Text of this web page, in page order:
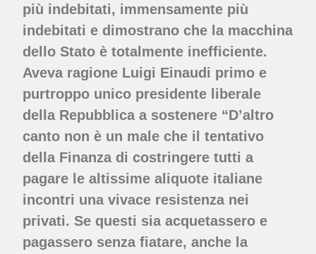
più indebitati, immensamente più
indebitati e dimostrano che la macchina
dello Stato è totalmente inefficiente.
Aveva ragione Luigi Einaudi primo e
purtroppo unico presidente liberale
della Repubblica a sostenere “D’altro
canto non è un male che il tentativo
della Finanza di costringere tutti a
pagare le altissime aliquote italiane
incontri una vivace resistenza nei
privati. Se questi sia acquetassero e
pagassero senza fiatare, anche la